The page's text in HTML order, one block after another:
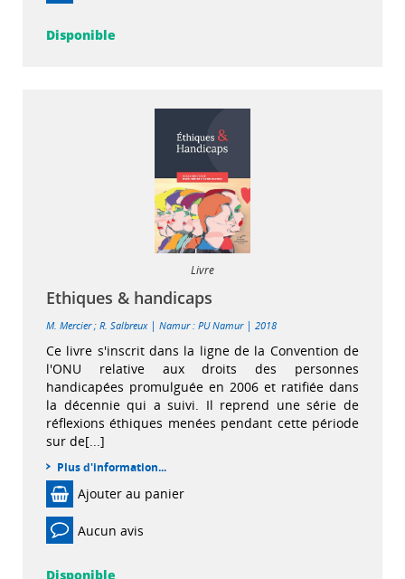
Disponible
Livre
Ethiques & handicaps
M. Mercier; R. Salbreux | Namur : PU Namur| 2018
Ce livre s'inscrit dans la ligne de la Convention de
l'ONU relative aux droits des personnes
handicapées promulguée en 2006 et ratifiée dans
la décennie qui a suivi. Il reprend une série de
réflexions éthiques menées pendant cette période
sur de[...]
Plus d'information...
Ajouter au panier
Aucun avis
Disponible